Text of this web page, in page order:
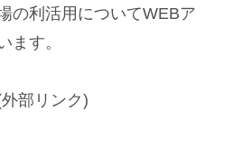
の利活用についてWEBア
ます。
部リンク)